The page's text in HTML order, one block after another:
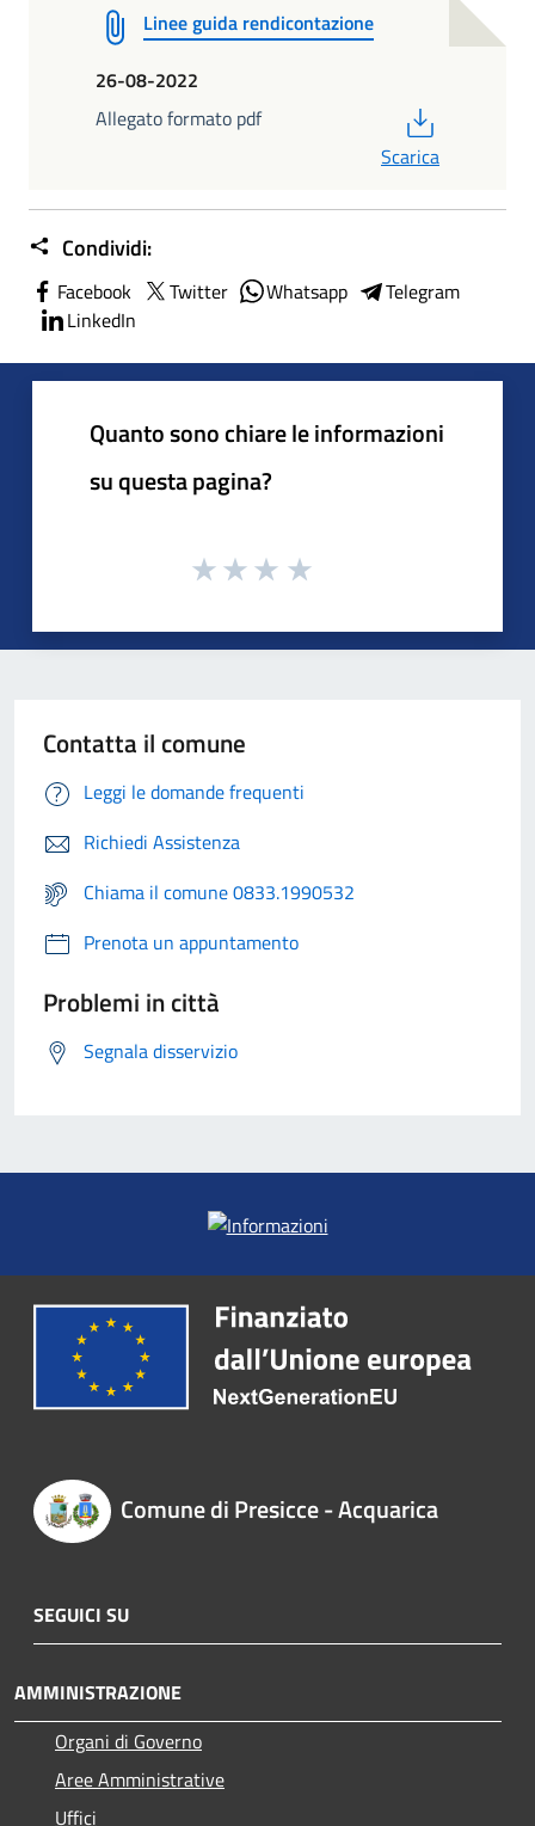
Linee guida rendicontazione
26-08-2022
Allegato formato pdf
Scarica
Condividi:
Facebook Twitter Whatsapp
Telegram
LinkedIn
Quanto sono chiare le informazioni
su questa pagina?
Contatta il comune
Leggi le domande frequenti
Richiedi Assistenza
Chiama il comune 0833.1990532
Prenota un appuntamento
Problemi in città
Segnala disservizio
Comune di Presicce - Acquarica
SEGUICI SU
AMMINISTRAZIONE
Organi di Governo
Aree Amministrative
Uffici